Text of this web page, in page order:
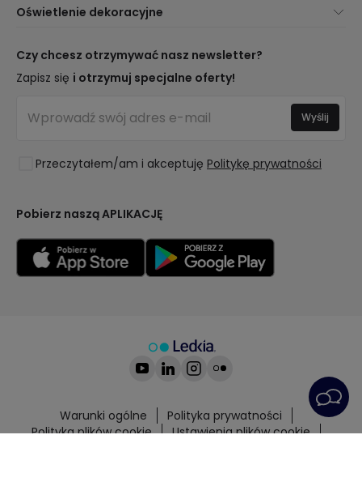
Metody Dostawy
Jesteś Profesjonalistą?
Najczęściej Zadawane Pytania (FAQ)
Marki
Kalkulator Oszczędności LED
Kosztorysy
Oświetlenie dla firm
Oświetlenie dekoracyjne
Trendy
Najlepsze Marki
Pomieszczenia
Kolekcje
Czy chcesz otrzymywać nasz newsletter?
Zapisz się i otrzymuj specjalne oferty!
Przeczytałem/am i akceptuję Politykę prywatności
Wyślij
Pobierz naszą APLIKACJĘ
Warunki ogólne
Polityka prywatności
Polityka plików cookie
Ustawienia plików cookie